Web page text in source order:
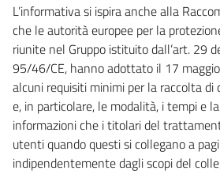
L’informativa si ispira anche alla
che le autorità europee per la
riunite nel Gruppo istituito dall’art. 29
95/46/CE, hanno adottato il 17
alcuni requisiti minimi per la raccolta
e, in particolare, le modalità, i tempi e
informazioni che i titolari del
utenti quando questi si collegano a
indipendentemente dagli scopi del